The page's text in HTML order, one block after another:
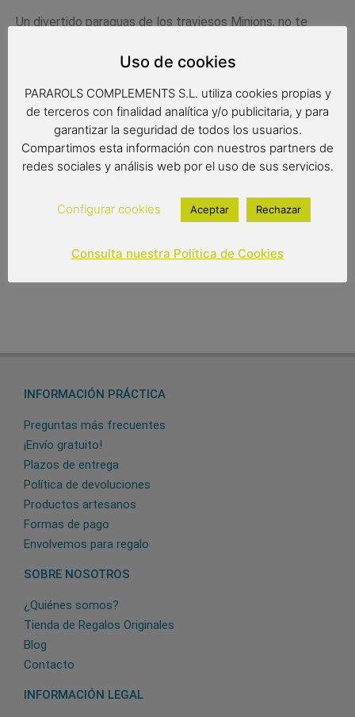
Un divertido paraguas de los traviesos Minions, no te
Radio: 49 cm.
Diámetro: 84 cm.
Largo: 70 cm.
8,90€
INFORMACIÓN PRÁCTICA
Preguntas más frecuentes
¡Envío gratuito!
Plazos de entrega
Política de devoluciones
Productos artesanos
Formas de pago
Envolvemos para regalo
SOBRE NOSOTROS
¿Quiénes somos?
Tienda de Regalos Originales
Blog
Contacto
INFORMACIÓN LEGAL
Uso de cookies
PARAROLS COMPLEMENTS S.L. utiliza cookies propias y
de terceros con finalidad analítica y/o publicitaria, y para
garantizar la seguridad de todos los usuarios.
Compartimos esta información con nuestros partners de
redes sociales y análisis web por el uso de sus servicios.
Configurar cookies Aceptar Rechazar
Consulta nuestra Política de Cookies